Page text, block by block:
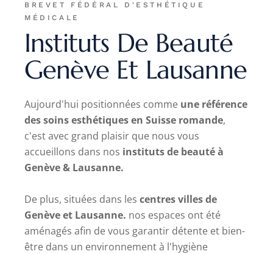
BREVET FÉDÉRAL D'ESTHÉTIQUE
MÉDICALE
Instituts De Beauté
Genève Et Lausanne
Aujourd'hui positionnées comme une référence
des soins esthétiques en Suisse romande,
c'est avec grand plaisir que nous vous
accueillons dans nos instituts de beauté à
Genève & Lausanne.
De plus, situées dans les centres villes de
Genève et Lausanne. nos espaces ont été
aménagés afin de vous garantir détente et bien-
être dans un environnement à l'hygiène